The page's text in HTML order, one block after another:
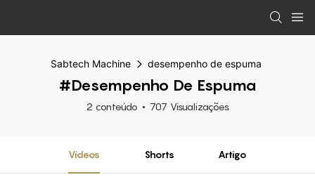
Sabtech Machine desempenho de espuma
#desempenho De Espuma
2 conteúdo 707 Visualizações
Vídeos Shorts Artigo